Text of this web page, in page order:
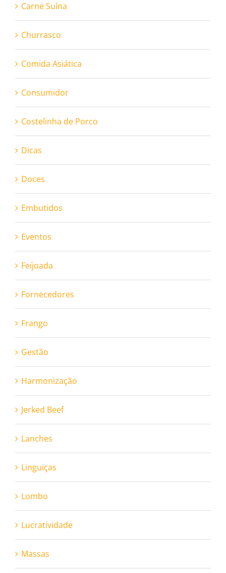
Carne Suína
Churrasco
Comida Asiática
Consumidor
Costelinha de Porco
Dicas
Doces
Embutidos
Eventos
Feijoada
Fornecedores
Frango
Gestão
Harmonização
Jerked Beef
Lanches
Linguiças
Lombo
Lucratividade
Massas